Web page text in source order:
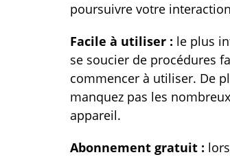
poursuivre votre
Facile à utiliser : le plus
se soucier de procédures
commencer à utiliser. De
manquez pas les
appareil.
Abonnement gratuit :